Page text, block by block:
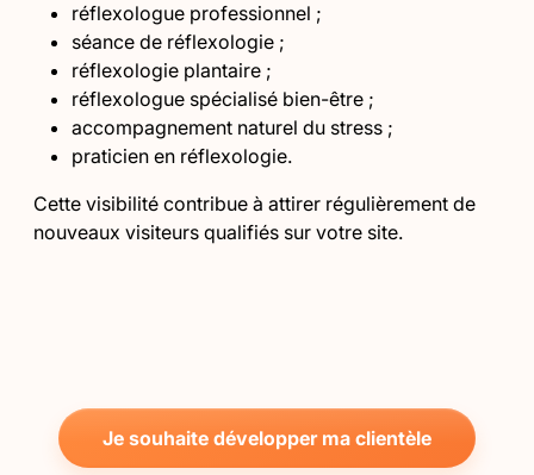
réflexologue professionnel ;
séance de réflexologie ;
réflexologie plantaire ;
réflexologue spécialisé bien-être ;
accompagnement naturel du stress ;
praticien en réflexologie.
Cette visibilité contribue à attirer régulièrement de
nouveaux visiteurs qualifiés sur votre site.
Je souhaite développer ma clientèle